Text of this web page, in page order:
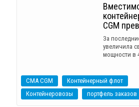
CGM
За
увеличила
мощности в
CMA CGM
Контейнерный флот
Контейнеровозы
портфель заказов